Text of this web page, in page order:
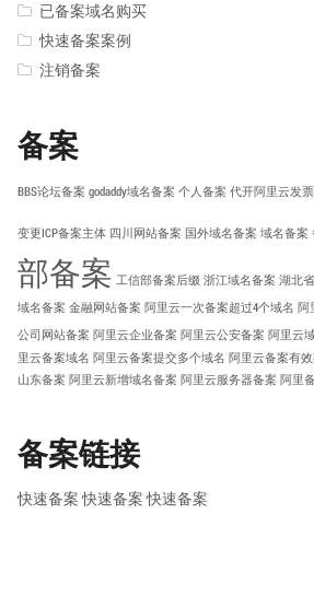
已备案域名购买
快速备案案例
注销备案
备案
BBS论坛备案 godaddy域名备案 个人备案 代开阿里云发票
变更ICP备案主体 四川网站备案 国外域名备案 域名备案
部备案 工信部备案后缀 浙江域名备案 湖北
域名备案 金融网站备案 阿里云一次备案超过4个域名 阿
公司网站备案 阿里云企业备案 阿里云公安备案 阿里云
里云备案域名 阿里云备案提交多个域名 阿里云备案有
山东备案 阿里云新增域名备案 阿里云服务器备案 阿里
备案链接
快速备案 快速备案 快速备案